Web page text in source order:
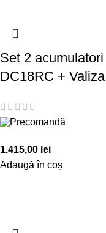
Set 2
DC18RC +
Precomandă
1.415,00 lei
Adaugă în coș